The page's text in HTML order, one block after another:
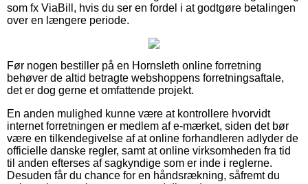
som fx ViaBill, hvis du ser en fordel i at godtgøre betalingen
over en længere periode.
Før nogen bestiller på en Hornsleth online forretning
behøver de altid betragte webshoppens forretningsaftale,
det er dog gerne et omfattende projekt.
En anden mulighed kunne være at kontrollere hvorvidt
internet forretningen er medlem af e-mærket, siden det bør
være en tilkendegivelse af at online forhandleren adlyder de
officielle danske regler, samt at online virksomheden fra tid
til anden efterses af sagkyndige som er inde i reglerne.
Desuden får du chance for en håndsrækning, såfremt du